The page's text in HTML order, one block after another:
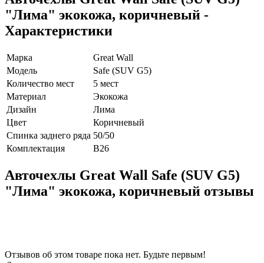
"Лима" экокожа, коричневый -
Характеристики
Марка
Great Wall
Модель
Safe (SUV G5)
Количество мест
5 мест
Материал
Экокожа
Дизайн
Лима
Цвет
Коричневый
Спинка заднего ряда 50/50
Комплектация
В26
Авточехлы Great Wall Safe (SUV G5)
"Лима" экокожа, коричневый отзывы
Отзывов об этом товаре пока нет. Будьте первым!